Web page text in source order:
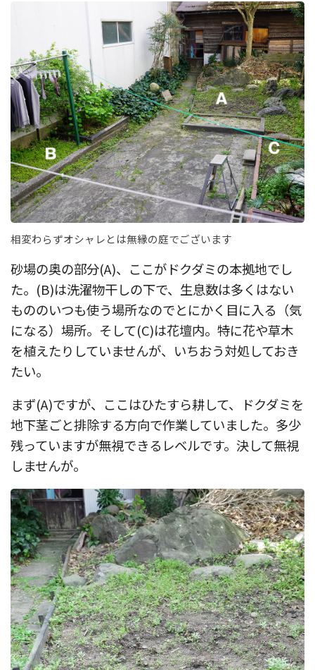
相変わらずオシャレとは無縁の庭でございます
砂場の奥の部分(A)、ここがドクダミの本拠地でし
た。(B)は洗濯物干しの下で、生息数は多くはない
もののいつも使う場所なのでとにかく目に入る（気
になる）場所。そして(C)は花壇内。特に花や草木
を植えたりしていませんが、いちおう対処しておき
たい。
まず(A)ですが、ここはひたすら耕して、ドクダミを
地下茎ごと排除する方向で作業していました。多少
残っていますが無視できるレベルです。決して無視
しませんが。